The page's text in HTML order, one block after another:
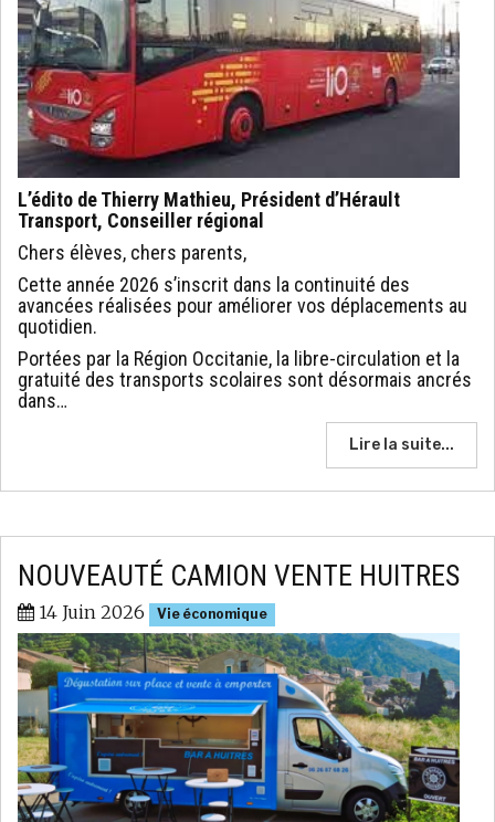
L’édito de Thierry Mathieu, Président d’Hérault
Transport, Conseiller régional
Chers élèves, chers parents,
Cette année 2026 s’inscrit dans la continuité des
avancées réalisées pour améliorer vos déplacements au
quotidien.
Portées par la Région Occitanie, la libre-circulation et la
gratuité des transports scolaires sont désormais ancrés
dans…
Lire la suite...
NOUVEAUTÉ CAMION VENTE HUITRES
14 Juin 2026 Vie économique